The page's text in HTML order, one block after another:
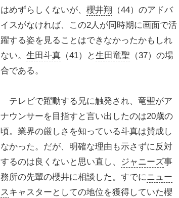
はめずらしくないが、 櫻井翔 （44）のアドバ
イスがなければ、この2人が同時期に画面で活
躍する姿を見ることはできなかったかもしれ
ない。 生田斗真 （41）と生田竜聖 （37）の場
合である。
テレビで躍動する兄に触発され、竜聖がア
ナウンサーを目指すと言い出したのは20歳の
頃。業界の厳しさを知っている斗真は賛成し
なかった。だが、明確な理由も示さずに反対
するのは良くないと思い直し、
ジャニーズ事
務所の先輩の櫻井に相談した。すでにニュー
スキャスターとしての地位を獲得していた櫻